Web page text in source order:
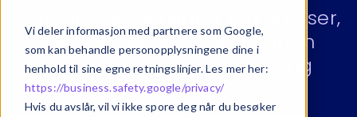
Vi deler informasjon med partnere som Google,
som kan behandle personopplysningene dine i
henhold til sine egne retningslinjer. Les mer her:
https://business.safety.google/privacy/
Hvis du avslår, vil vi ikke spore deg når du besøker
Guiden som forklarer forkortelser,
akronymer og begrep innen
klima- og miljørapportering